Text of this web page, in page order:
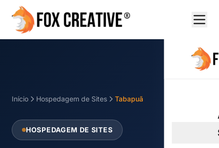
Início Hospedagem de Sites Tabapuã
HOSPEDAGEM DE SITES